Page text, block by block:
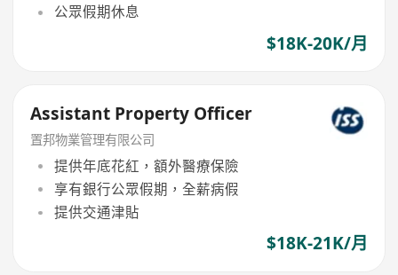
公眾假期休息
$18K-20K/月
Assistant Property Officer
置邦物業管理有限公司
提供年底花紅，額外醫療保險
享有銀行公眾假期，全薪病假
提供交通津貼
$18K-21K/月